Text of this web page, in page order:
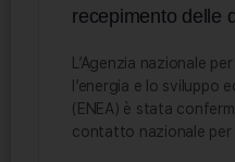
recepimento delle
L’Agenzia nazionale
l’energia e lo sviluppo
(ENEA) è stata
contatto nazionale per